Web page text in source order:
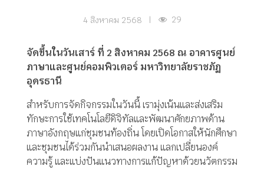
4 สิงหาคม 2568 | 29
จัดขึ้นในวันเสาร์ ที่ 2 สิงหาคม 2568 ณ อาคารศูนย์
ภาษาและศูนย์คอมพิวเตอร์ มหาวิทยาลัยราชภัฏ
อุดรธานี
สำหรับการจัดกิจกรรมในวันนี้ เรามุ่งเน้นและส่งเสริม
ทักษะการใช้เทคโนโลยีดิจิทัลและพัฒนาศักยภาพด้าน
ภาษาอังกฤษแก่ชุมชนท้องถิ่น โดยเปิดโอกาสให้นักศึกษา
และชุมชนได้ร่วมกันนำเสนอผลงาน แลกเปลี่ยนองค์
ความรู้ และแบ่งปันแนวทางการแก้ปัญหาด้วยนวัตกรรม